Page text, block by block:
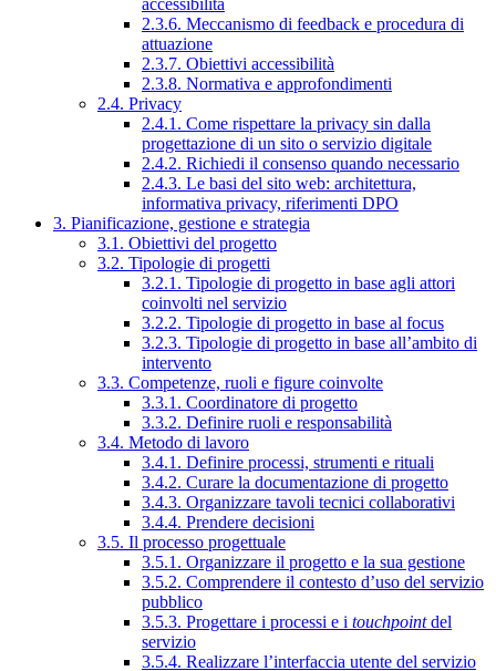
accessibilità
2.3.6. Meccanismo di feedback e procedura di
attuazione
2.3.7. Obiettivi accessibilità
2.3.8. Normativa e approfondimenti
2.4. Privacy
2.4.1. Come rispettare la privacy sin dalla
progettazione di un sito o servizio digitale
2.4.2. Richiedi il consenso quando necessario
2.4.3. Le basi del sito web: architettura,
informativa privacy, riferimenti DPO
3. Pianificazione, gestione e strategia
3.1. Obiettivi del progetto
3.2. Tipologie di progetti
3.2.1. Tipologie di progetto in base agli attori
coinvolti nel servizio
3.2.2. Tipologie di progetto in base al focus
3.2.3. Tipologie di progetto in base all’ambito di
intervento
3.3. Competenze, ruoli e figure coinvolte
3.3.1. Coordinatore di progetto
3.3.2. Definire ruoli e responsabilità
3.4. Metodo di lavoro
3.4.1. Definire processi, strumenti e rituali
3.4.2. Curare la documentazione di progetto
3.4.3. Organizzare tavoli tecnici collaborativi
3.4.4. Prendere decisioni
3.5. Il processo progettuale
3.5.1. Organizzare il progetto e la sua gestione
3.5.2. Comprendere il contesto d’uso del servizio
pubblico
3.5.3. Progettare i processi e i touchpointdel
servizio
3.5.4. Realizzare l’interfaccia utente del servizio